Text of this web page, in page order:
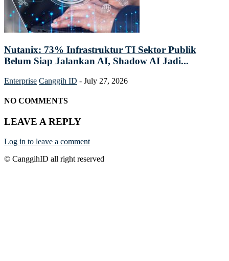
Nutanix: 73% Infrastruktur TI Sektor Publik
Belum Siap Jalankan AI, Shadow AI Jadi...
Enterprise Canggih ID - July 27, 2026
NO COMMENTS
LEAVE A REPLY
Log in to leave a comment
© CanggihID all right reserved